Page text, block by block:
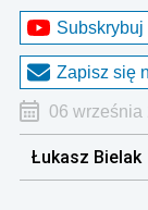
Subskrybuj
Zapisz się
06 września
Łukasz Bielak